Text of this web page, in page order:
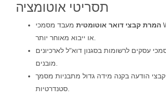
תסריטי אוטומציה
המרת קבצי דואר אוטומטית מעבד מסמכי Word לתוצרים בפורמט EMLX לאחסון
עסקים לרשומות בסגנון דוא"ל לארכיונים
קבצי הודעה בקנה מידה גדול מתבניות מסמך